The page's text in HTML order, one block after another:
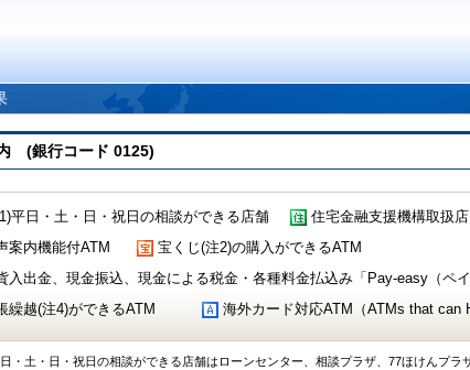
(銀行コード 0125)
平日・土・日・祝日の相談ができる店舗 住宅金融支援機構取扱店
案内機能付ATM
宝くじ(注2)の購入ができるATM
入出金、現金振込、現金による税金・各種料金払込み「Pay-easy（ペ
繰越(注4)ができるATM
海外カード対応ATM（ATMs that can
日・土・日・祝日の相談ができる店舗はローンセンター、相談プラザ、77ほけんプラ